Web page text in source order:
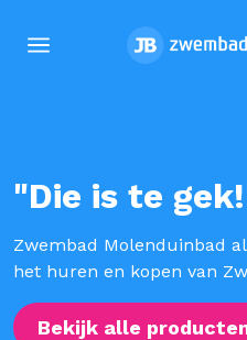
menu
"Die is te
Zwembad Molenduinbad
het huren en kopen van
Bekijk alle